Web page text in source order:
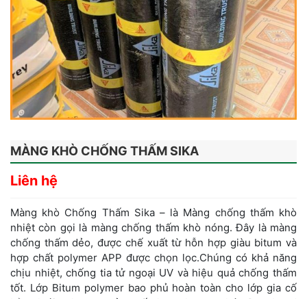
MÀNG KHÒ CHỐNG THẤM SIKA
Liên hệ
Màng khò Chống Thấm Sika – là Màng chống thấm khò
nhiệt còn gọi là màng chống thấm khò nóng. Đây là màng
chống thấm dẻo, được chế xuất từ hỗn hợp giàu bitum và
hợp chất polymer APP được chọn lọc.Chúng có khả năng
chịu nhiệt, chống tia tử ngoại UV và hiệu quả chống thấm
tốt. Lớp Bitum polymer bao phủ hoàn toàn cho lớp gia cố